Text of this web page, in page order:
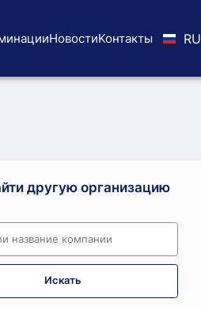
НовостиKoнтaкты RU
другую организацию
Искать